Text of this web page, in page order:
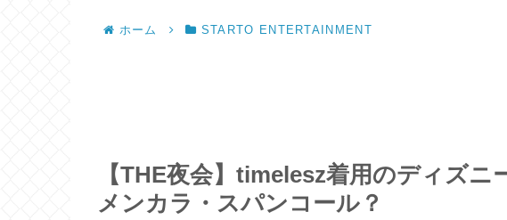
ホーム STARTO ENTERTAINMENT
【THE夜会】timelesz着用のディズニ
メンカラ・スパンコール？